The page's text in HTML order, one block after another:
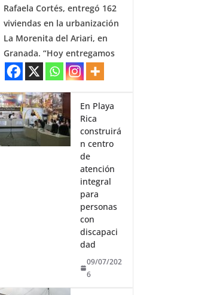
Rafaela Cortés, entregó 162
viviendas en la urbanización
La Morenita del Ariari, en
Granada. “Hoy entregamos
En Playa
Rica
construirá
n centro
de
atención
integral
para
personas
con
discapaci
dad
09/07/202
6